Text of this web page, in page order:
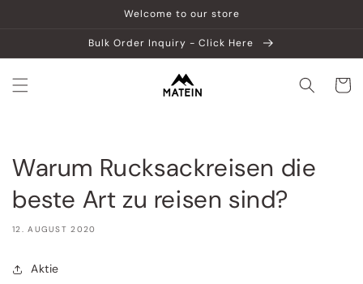
Welcome to our store
Bulk Order Inquiry - Click Here
Warum Rucksackreisen die
beste Art zu reisen sind?
12. AUGUST 2020
Aktie